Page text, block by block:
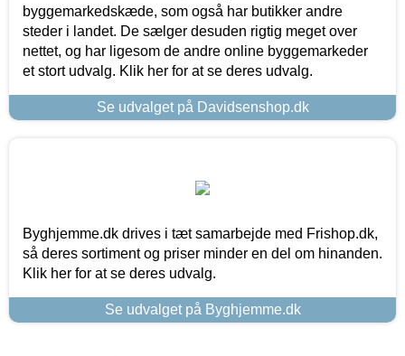
byggemarkedskæde, som også har butikker andre
steder i landet. De sælger desuden rigtig meget over
nettet, og har ligesom de andre online byggemarkeder
et stort udvalg. Klik her for at se deres udvalg.
Se udvalget på Davidsenshop.dk
Byghjemme.dk drives i tæt samarbejde med Frishop.dk,
så deres sortiment og priser minder en del om hinanden.
Klik her for at se deres udvalg.
Se udvalget på Byghjemme.dk